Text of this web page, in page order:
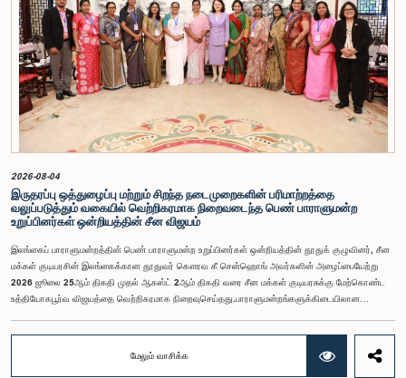
அதிகாரிகள் தமது செயல்களின் தீவிரத்தை ஏற்றுக்கொண்டுள்ளார்கள் என்பதையும், பாராளுமன்றக்
குழுக்களின் அதிகாரம், கௌரவம் மற்றும் தாபிக்கப்பட்ட நடைமுறைகளை மதிப்பதன்
முக்கியத்துவத்தைப் புரிந்துள்ளமையை வெளிப்படுத்தியுள்ளனர் என்பதையும் கவனத்திற்கொண்டு,
ஒழுக்கநெறிகள் மற்றும் சிறப்புரிமைகள் பற்றிய குழுவானது அரசாங்க பொறுப்பு முயற்சிகள் பற்றிய
குழுவின் தவிசாளருடன் இணைந்து அவர்களது மன்னிப்பை ஏற்றுக்கொண்டது.பாராளுமன்றக்
குழுக்களின் முன்னிலையில் ஆஜராகும் அனைத்து தனிநபர்களும் மிக உயர்ந்த நடத்தை தரநிலைகளைக்
கடைப்பிடிக்க வேண்டும், நாடாளுமன்ற நடைமுறைகளுக்கு இணங்க வேண்டும் மற்றும் எல்லா
நேரங்களிலும் நாடாளுமன்றத்தின் கண்ணியம் மற்றும் அதிகாரத்தை நிலைநிறுத்த வேண்டும் என்று
இந்தக் குழு வலியுறுத்த விரும்புகிறது.அரசாங்க பொறுப்பு முயற்சிகள் பற்றிய குழுஇலங்கை
பாராளுமன்றம்
2026-08-04
இருதரப்பு ஒத்துழைப்பு மற்றும் சிறந்த நடைமுறைகளின் பரிமாற்றத்தை
வலுப்படுத்தும் வகையில் வெற்றிகரமாக நிறைவடைந்த பெண் பாராளுமன்ற
உறுப்பினர்கள் ஒன்றியத்தின் சீன விஜயம்
இலங்கைப் பாராளுமன்றத்தின் பெண் பாராளுமன்ற உறுப்பினர்கள் ஒன்றியத்தின் தூதுக் குழுவினர், சீன
மக்கள் குடியரசின் இலங்கைக்கான தூதுவர் கௌரவ கீ சென்ஹொங் அவர்களின் அழைப்பையேற்று
2026 ஜூலை 25ஆம் திகதி முதல் ஆகஸ்ட் 2ஆம் திகதி வரை சீன மக்கள் குடியரசுக்கு மேற்கொண்ட
உத்தியோகபூர்வ விஜயத்தை வெற்றிகரமாக நிறைவுசெய்தது.பாராளுமன்றங்களுக்கிடையிலான
நோக்கங்களாக அமைந்தன.சீனாவுக்கு விஜயம் மேற்கொண்ட தூதுக் குழுவிற்கு கௌரவ மகளிர் மற்றும்
சிறுவர் அலுவல்கள் அமைச்சர் சரோஜா சாவித்திரி போல்ராஜ் அவர்கள் தலைமைதாங்கியதுடன், இதில்
மேலும் வாசிக்க